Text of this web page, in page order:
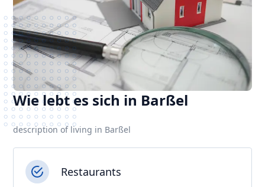
Wie lebt es sich in Barßel
description of living in Barßel
Restaurants